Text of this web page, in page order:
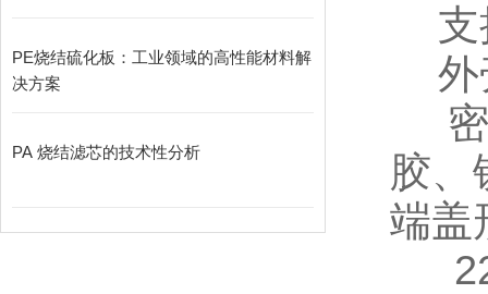
PE烧结硫化板：工业领域的高性能材料解
决方案
PA 烧结滤芯的技术性分析
支
外
密
胶、
端盖